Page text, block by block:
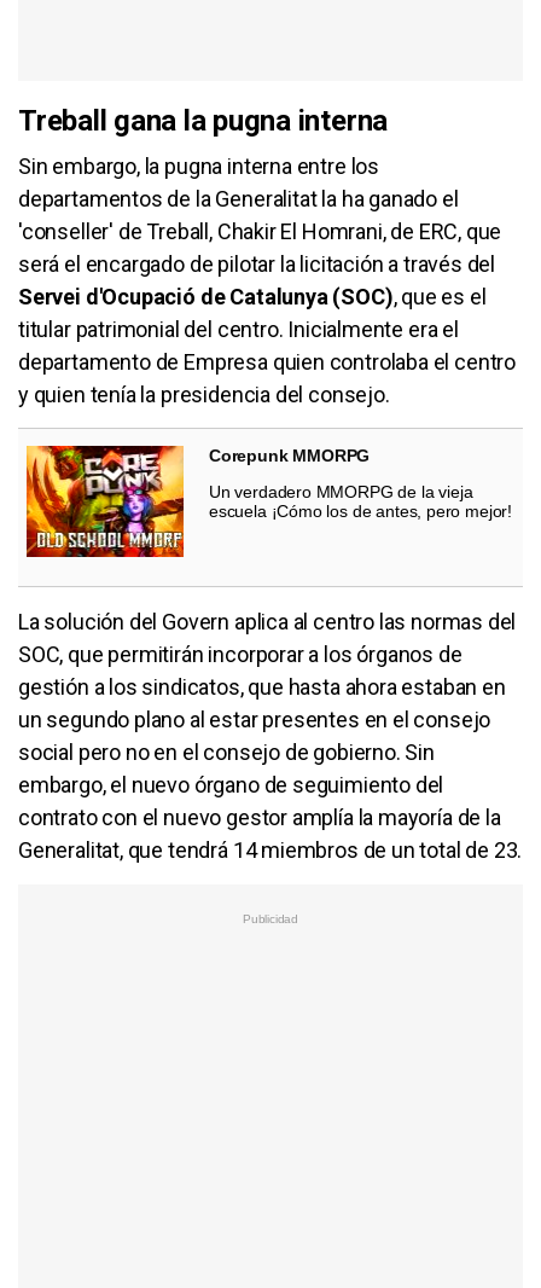
Treball gana la pugna interna
Sin embargo, la pugna interna entre los
departamentos de la Generalitat la ha ganado el
'conseller' de Treball, Chakir El Homrani, de ERC, que
será el encargado de pilotar la licitación a través del
Servei d'Ocupació de Catalunya (SOC), que es el
titular patrimonial del centro. Inicialmente era el
departamento de Empresa quien controlaba el centro
y quien tenía la presidencia del consejo.
Corepunk MMORPG
Un verdadero MMORPG de la vieja
escuela ¡Cómo los de antes, pero mejor!
La solución del Govern aplica al centro las normas del
SOC, que permitirán incorporar a los órganos de
gestión a los sindicatos, que hasta ahora estaban en
un segundo plano al estar presentes en el consejo
social pero no en el consejo de gobierno. Sin
embargo, el nuevo órgano de seguimiento del
contrato con el nuevo gestor amplía la mayoría de la
Generalitat, que tendrá 14 miembros de un total de 23.